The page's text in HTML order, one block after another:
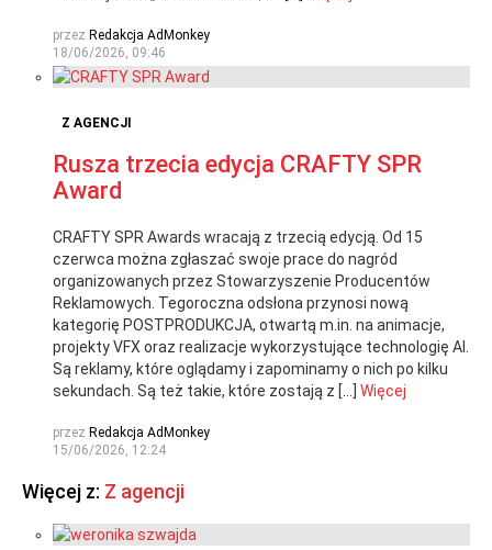
przez Redakcja AdMonkey
18/06/2026, 09:46
Z AGENCJI
Rusza trzecia edycja CRAFTY SPR
Award
CRAFTY SPR Awards wracają z trzecią edycją. Od 15
czerwca można zgłaszać swoje prace do nagród
organizowanych przez Stowarzyszenie Producentów
Reklamowych. Tegoroczna odsłona przynosi nową
kategorię POSTPRODUKCJA, otwartą m.in. na animacje,
projekty VFX oraz realizacje wykorzystujące technologię AI.
Są reklamy, które oglądamy i zapominamy o nich po kilku
sekundach. Są też takie, które zostają z […] Więcej
przez Redakcja AdMonkey
15/06/2026, 12:24
Więcej z: Z agencji